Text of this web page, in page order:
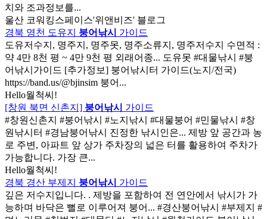
치와 조과정보를...
울산 코워킹스페이스'위앤비즈' 블로그
경북 영천 도유지 붕어낚시
가이드
도유저수지, 명주지, 명주못, 명주소류지, 명주저수지 수면적 :
약 4만 8천 평 ~ 4만 9천 평 외래어종... 도유못 #대물낚시 #붕
어낚시가이드 [추가정보] 붕어낚시터 가이드(노지/전국)
https://band.us/@bjinsim 붕어...
Hello월척씨!
[창원 북면 신촌지] 붕어낚시
가이드
#창원신촌지 #붕어낚시 #노지낚시 #대물붕어 #민물낚시 #창
원낚시터 #경남붕어낚시 진정한 낚시인은... 제방 앞 공간과 농
로 주변, 아파트 앞 상가 주차장의 넓은 터를 활용하여 주차가
가능합니다. 가장 큰...
Hello월척씨!
경북 경산 부제지 붕어낚시
가이드
깊은 저수지입니다. . 제방을 포함하여 전 연안에서 낚시가 가
능하며 바닥은 뻘로 이루어져 붕어... #경산붕어낚시 #부제지 #